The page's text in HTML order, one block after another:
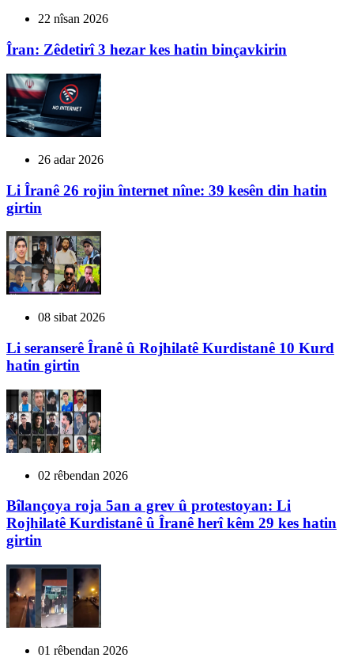
22 nîsan 2026
Îran: Zêdetirî 3 hezar kes hatin binçavkirin
26 adar 2026
Li Îranê 26 rojin înternet nîne: 39 kesên din hatin
girtin
08 sibat 2026
Li seranserê Îranê û Rojhilatê Kurdistanê 10 Kurd
hatin girtin
02 rêbendan 2026
Bîlançoya roja 5an a grev û protestoyan: Li
Rojhilatê Kurdistanê û Îranê herî kêm 29 kes hatin
girtin
01 rêbendan 2026